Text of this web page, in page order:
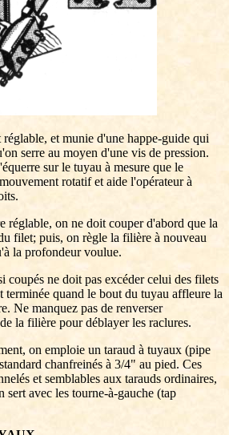
et munie d'une happe-guide qui
serre au moyen d'une vis de pression.
sur le tuyau à mesure que le
rotatif et aide l'opérateur à
réglable, on ne doit couper d'abord que la
filet; puis, on règle la filière à nouveau
la profondeur voulue.
coupés ne doit pas excéder celui des filets
terminée quand le bout du tuyau affleure la
Ne manquez pas de renverser
la filière pour déblayer les raclures.
on emploie un taraud à tuyaux (pipe
chanfreinés à 3/4" au pied. Ces
et semblables aux tarauds ordinaires,
sert avec les tourne-à-gauche (tap